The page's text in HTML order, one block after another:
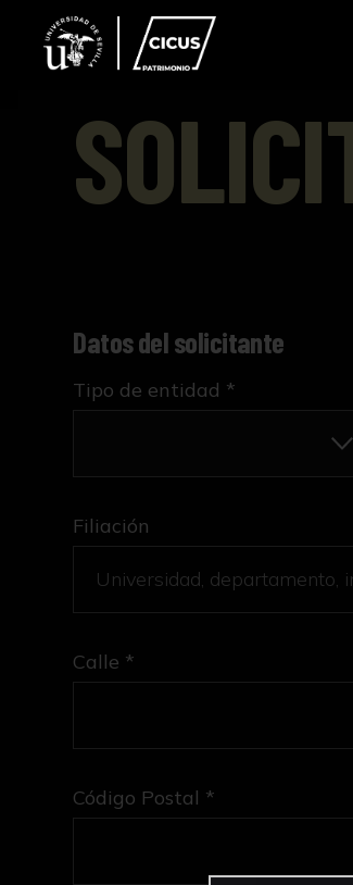
Datos del solicitante
Tipo de entidad *
Filiación
Calle *
Código Postal *